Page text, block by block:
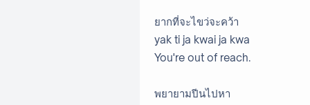
ยากที่จะไขว่จะคว้า
yak ti ja kwai ja kwa
You're out of reach.
พยายามปีนไปหา